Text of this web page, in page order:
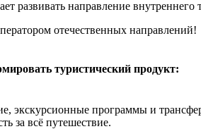
отечественных направлений!
туристический продукт:
экскурсионные программы и
за всё путешествие.